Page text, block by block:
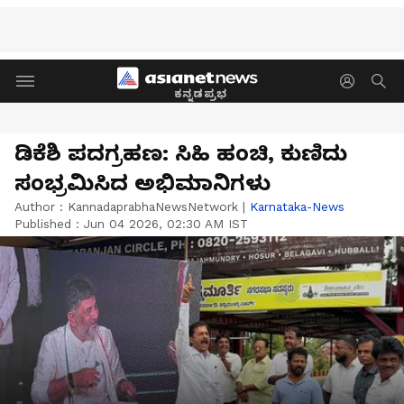
ಕನ್ನಡಪ್ರಭ
ಡಿಕೆಶಿ ಪದಗ್ರಹಣ: ಸಿಹಿ ಹಂಚಿ, ಕುಣಿದು
ಸಂಭ್ರಮಿಸಿದ ಅಭಿಮಾನಿಗಳು
Author : KannadaprabhaNewsNetwork | Karnataka-News
Published : Jun 04 2026, 02:30 AM IST